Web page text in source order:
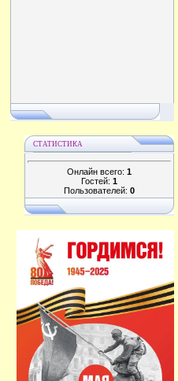
СТАТИСТИКА
Онлайн всего: 1
Гостей: 1
Пользователей: 0